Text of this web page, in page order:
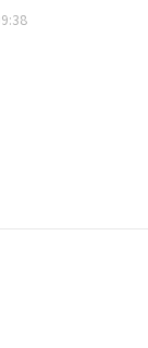
를